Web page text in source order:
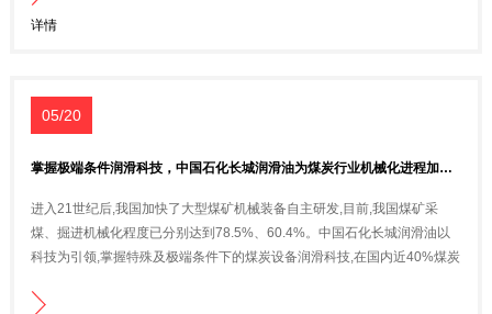
详情
05/20
掌握极端条件润滑科技，中国石化长城润滑油为煤炭行业机械化进程加速度
进入21世纪后,我国加快了大型煤矿机械装备自主研发,目前,我国煤矿采
煤、掘进机械化程度已分别达到78.5%、60.4%。中国石化长城润滑油以
科技为引领,掌握特殊及极端条件下的煤炭设备润滑科技,在国内近40%煤炭
加速度。